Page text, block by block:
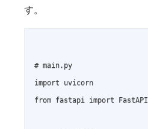
す。
# main.py
import uvicorn
from fastapi import FastAPI